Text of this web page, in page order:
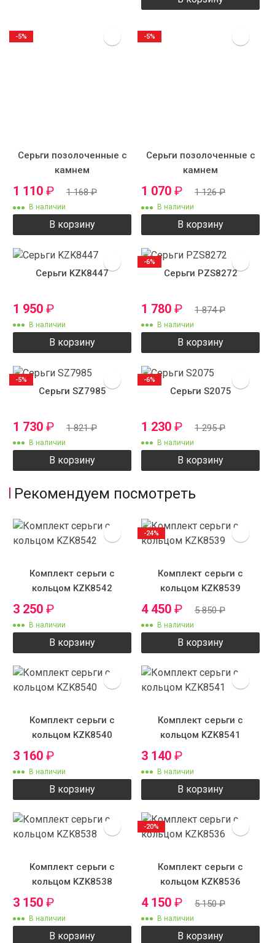
Серьги позолоченные с
камнем
1 110 ₽ 1 168₽
В наличии
В корзину
-5%
Серьги позолоченные с
камнем
1 070 ₽ 1 126₽
В наличии
В корзину
-5%
Серьги KZK8447
1 950 ₽
В наличии
В корзину
Серьги PZS8272
1 780 ₽ 1 874₽
В наличии
В корзину
-6%
Серьги SZ7985
1 730 ₽ 1 821₽
В наличии
В корзину
-5%
Серьги S2075
1 230 ₽ 1 295₽
В наличии
В корзину
-6%
Рекомендуем посмотреть
Комплект серьги с
кольцом KZK8542
3 250 ₽
В наличии
В корзину
Комплект серьги с
кольцом KZK8539
4 450 ₽ 5 850₽
В наличии
В корзину
-24%
Комплект серьги с
кольцом KZK8540
3 160 ₽
В наличии
В корзину
Комплект серьги с
кольцом KZK8541
3 140 ₽
В наличии
В корзину
Комплект серьги с
кольцом KZK8538
3 150 ₽
В наличии
В корзину
Комплект серьги с
кольцом KZK8536
4 150 ₽ 5 150₽
В наличии
В корзину
-20%